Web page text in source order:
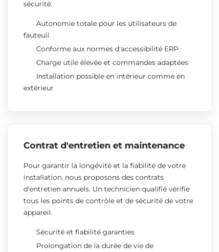
sécurité.
Autonomie totale pour les utilisateurs de
fauteuil
Conforme aux normes d'accessibilité ERP
Charge utile élevée et commandes adaptées
Installation possible en intérieur comme en
extérieur
Contrat d'entretien et maintenance
Pour garantir la longévité et la fiabilité de votre
installation, nous proposons des contrats
d'entretien annuels. Un technicien qualifié vérifie
tous les points de contrôle et de sécurité de votre
appareil.
Sécurité et fiabilité garanties
Prolongation de la durée de vie de